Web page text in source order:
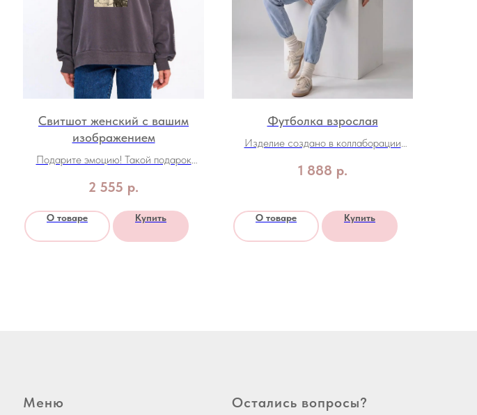
Свитшот женский с вашим
изображением
Подарите эмоцию! Такой подарок
2 555 р.
О товаре Купить
Футболка взрослая
Изделие создано в коллаборации
благотворительного фонда "Звезда на
1 888 р.
О товаре Купить
Меню Остались вопросы?